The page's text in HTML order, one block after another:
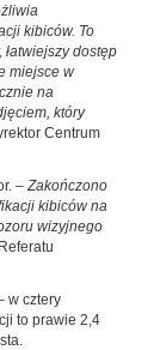
kibiców. To
dostęp
miejsce w
na
który
Centrum
– Zakończono
kibiców na
wizyjnego
w cztery
to prawie 2,4